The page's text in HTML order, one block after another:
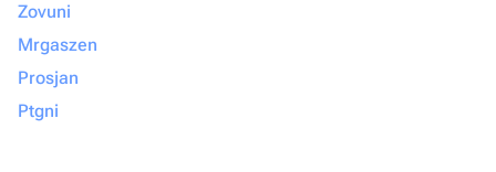
Zovuni
Mrgaszen
Prosjan
Ptgni